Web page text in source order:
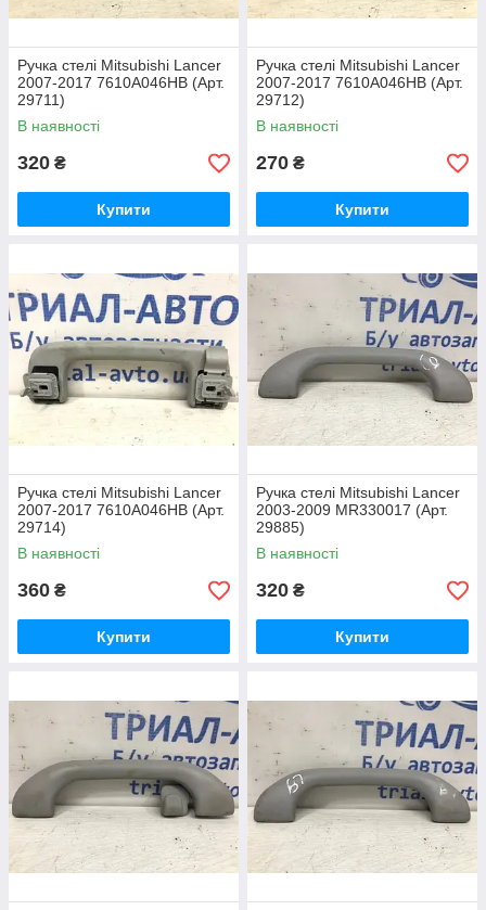
Ручка стелі Mitsubishi Lancer
2007-2017 7610A046HB (Арт.
29711)
В наявності
320 ₴
Купити
Ручка стелі Mitsubishi Lancer
2007-2017 7610A046HB (Арт.
29712)
В наявності
270 ₴
Купити
Ручка стелі Mitsubishi Lancer
2007-2017 7610A046HB (Арт.
29714)
В наявності
360 ₴
Купити
Ручка стелі Mitsubishi Lancer
2003-2009 MR330017 (Арт.
29885)
В наявності
320 ₴
Купити